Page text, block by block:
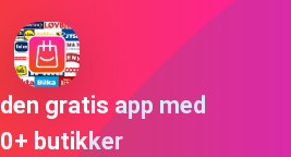
gratis app med
butikker